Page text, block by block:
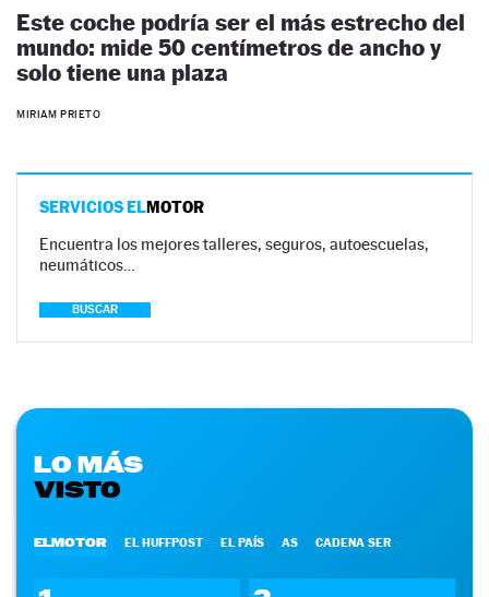
Este coche podría ser el más estrecho del
mundo: mide 50 centímetros de ancho y
solo tiene una plaza
MIRIAM PRIETO
SERVICIOS ELMOTOR
Encuentra los mejores talleres, seguros, autoescuelas,
neumáticos…
BUSCAR
LO MÁS
VISTO
ELMOTOR EL HUFFPOST EL PAÍS AS CADENA SER